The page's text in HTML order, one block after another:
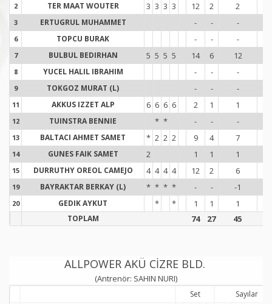
2 TER MAAT WOUTER 3 3 3 3 12 2 2
3 ERTUGRUL MUHAMMET - - -
6 TOPCU BURAK - - -
7 BULBUL BEDIRHAN 5 5 5 5 14 6 12
8 YUCEL HALIL IBRAHIM - - -
9 TOKGOZ MURAT (L) - - -
11 AKKUS IZZET ALP 6 6 6 6 2 1 1
12 TUINSTRA BENNIE * * - - -
13 BALTACI AHMET SAMET * 2 2 2 9 4 7
14 GUNES FAIK SAMET 2 1 1 1
15 DURRUTHY OREOL CAMEJO 4 4 4 4 12 2 6
19 BAYRAKTAR BERKAY (L) * * * * - - -1
20 GEDIK AYKUT * * 1 1 1
TOPLAM 74 27 45
ALLPOWER AKÜ CİZRE BLD.
(Antrenör: SAHIN NURI)
Set
Sayılar